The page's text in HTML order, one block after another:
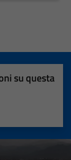
su questa